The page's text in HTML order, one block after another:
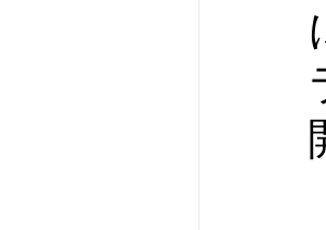
サプライチ